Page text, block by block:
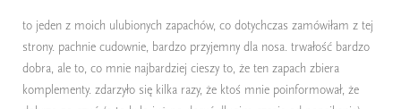
to jeden z moich ulubionych zapachów, co dotychczas zamówiłam z tej
strony. pachnie cudownie, bardzo przyjemny dla nosa. trwałość bardzo
dobra, ale to, co mnie najbardziej cieszy to, że ten zapach zbiera
komplementy. zdarzyło się kilka razy, że ktoś mnie poinformował, że